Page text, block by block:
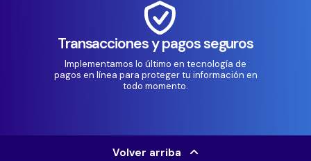
Transacciones y pagos seguros
Implementamos lo último en tecnología de
pagos en línea para proteger tu información en
todo momento.
Volver arriba